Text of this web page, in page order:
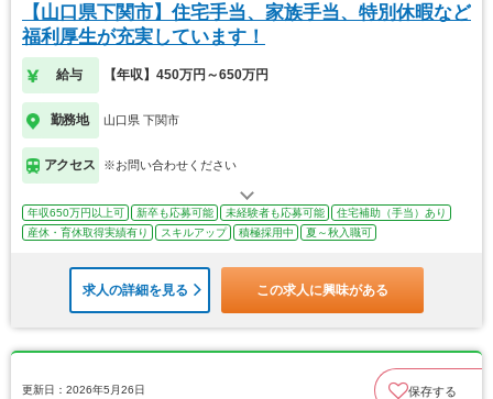
【山口県下関市】住宅手当、家族手当、特別休暇など
福利厚生が充実しています！
給与 【年収】450万円～650万円
勤務地 山口県 下関市
アクセス ※お問い合わせください
年収650万円以上可 新卒も応募可能 未経験者も応募可能
住宅補助（手当）あり
産休・育休取得実績有り
スキルアップ 積極採用中 夏～秋入職可
求人の詳細を見る この求人に興味がある
更新日：2026年5月26日 保存する